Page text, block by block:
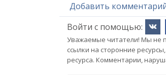
Добавить
Войти с помощью:
Уважаемые читатели! Мы не
ссылки на сторонние
ресурса. Комментарии,